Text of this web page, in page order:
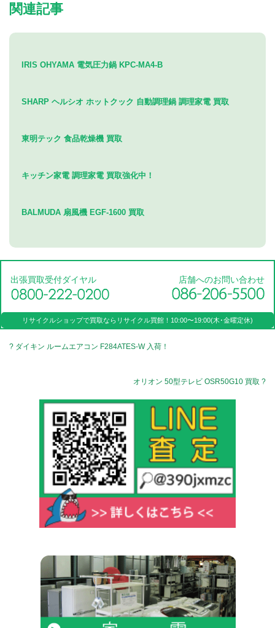
関連記事
IRIS OHYAMA 電気圧力鍋 KPC-MA4-B
SHARP ヘルシオ ホットクック 自動調理鍋 調理家電 買取
東明テック 食品乾燥機 買取
キッチン家電 調理家電 買取強化中！
BALMUDA 扇風機 EGF-1600 買取
出張買取受付ダイヤル 店舗へのお問い合わせ
リサイクルショップで買取なら リサイクル買館！ 10:00〜19:00(木･金曜定休)
? ダイキン ルームエアコン F284ATES-W 入荷！
オリオン 50型テレビ OSR50G10 買取 ?